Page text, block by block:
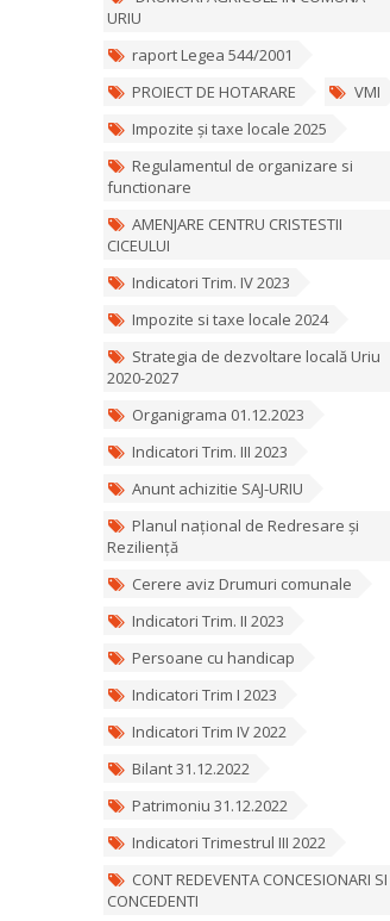
URIU
raport Legea 544/2001
PROIECT DE HOTARARE
VMI
Impozite și taxe locale 2025
Regulamentul de organizare si
functionare
AMENJARE CENTRU CRISTESTII
CICEULUI
Indicatori Trim. IV 2023
Impozite si taxe locale 2024
Strategia de dezvoltare locală Uriu
2020-2027
Organigrama 01.12.2023
Indicatori Trim. III 2023
Anunt achizitie SAJ-URIU
Planul național de Redresare și
Reziliență
Cerere aviz Drumuri comunale
Indicatori Trim. II 2023
Persoane cu handicap
Indicatori Trim I 2023
Indicatori Trim IV 2022
Bilant 31.12.2022
Patrimoniu 31.12.2022
Indicatori Trimestrul III 2022
CONT REDEVENTA CONCESIONARI SI
CONCEDENTI